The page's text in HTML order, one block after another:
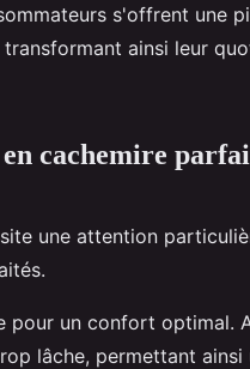
s'offrent une
transformant ainsi leur
cachemire
une attention
pour un confort optimal.
lâche, permettant ainsi